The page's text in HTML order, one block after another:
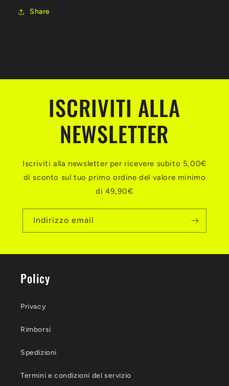
Share
ISCRIVITI ALLA
NEWSLETTER
Iscriviti alla newsletter per ricevere subito 5,00€
di sconto sul tuo primo ordine del valore minimo
di 49,90€
Indirizzo email
Policy
Privacy
Rimborsi
Spedizioni
Termini e condizioni del servizio